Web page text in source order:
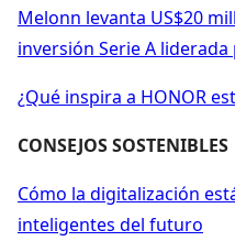
Melonn levanta US$20
inversión Serie A
¿Qué inspira a HONOR
CONSEJOS SOSTENIBLES
Cómo la digitalización
inteligentes del futuro